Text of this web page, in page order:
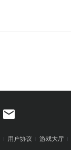
用户协议 游戏大厅